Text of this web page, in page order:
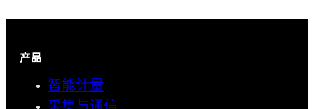
产品
智能计量